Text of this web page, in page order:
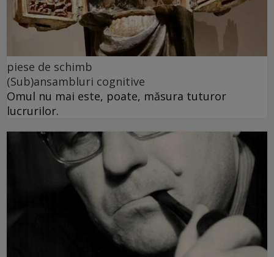
piese de schimb
(Sub)ansambluri cognitive
Omul nu mai este, poate, măsura tuturor
lucrurilor.